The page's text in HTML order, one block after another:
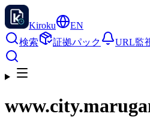
Kiroku
EN
検索
証拠パック URL監